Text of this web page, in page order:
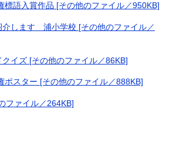
語入賞作品 [その他のファイル／950KB]
します 浦小学校 [その他のファイル／
イズ [その他のファイル／86KB]
スター [その他のファイル／888KB]
ファイル／264KB]